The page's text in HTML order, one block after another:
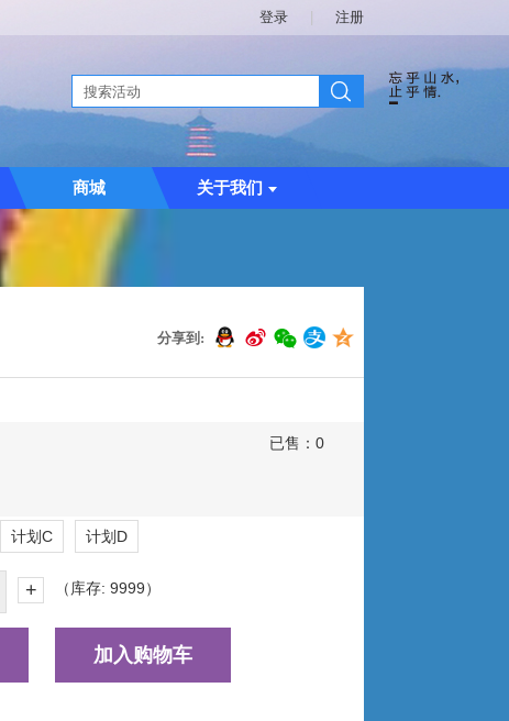
登录 注册
商城 关于我们
分享到:
已售： 0
计划C 计划D
+ （库存: 9999）
加入购物车